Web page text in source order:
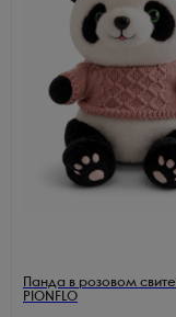
Панда в розовом
PIONFLO